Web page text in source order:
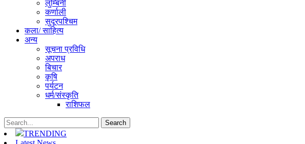
लुम्बिनी
कर्णाली
सुदूरपश्चिम
कला/ साहित्य
अन्य
सूचना प्रविधि
अपराध
बिचार
कृषि
पर्यटन
धर्म/संस्कृति
राशिफल
TRENDING